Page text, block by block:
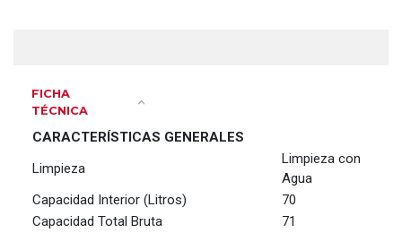
FICHA
TÉCNICA
CARACTERÍSTICAS GENERALES
Limpieza
Limpieza con
Agua
Capacidad Interior (Litros)
70
Capacidad Total Bruta
71